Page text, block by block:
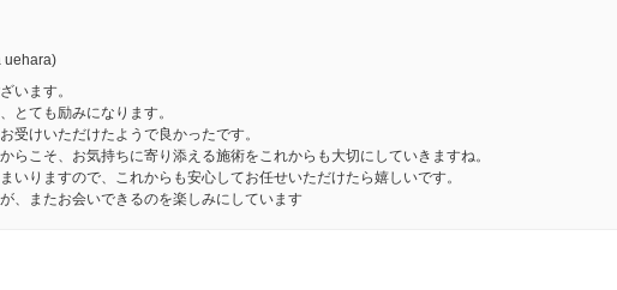
uehara)
います。
とても励みになります。
受けいただけたようで良かったです。
らこそ、お気持ちに寄り添える施術をこれからも大切にしていきますね。
いりますので、これからも安心してお任せいただけたら嬉しいです。
、またお会いできるのを楽しみにしています